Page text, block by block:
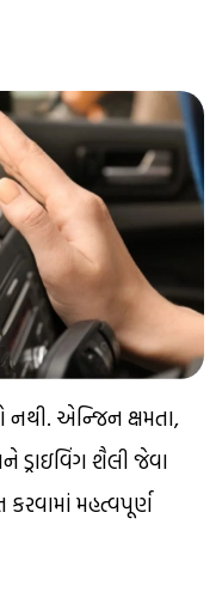
એન્જિન ક્ષમતા,
શૈલી જેવા
મહત્વપૂર્ણ